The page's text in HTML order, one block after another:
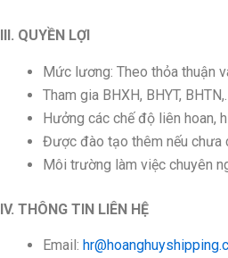
III. QUYỀN LỢI
Mức lương: Theo thỏa thuận
Tham gia BHXH, BHYT,
Hưởng các chế độ liên hoan,
Được đào tạo thêm nếu chưa
Môi trường làm việc chuyên
IV. THÔNG TIN LIÊN HỆ
Email: